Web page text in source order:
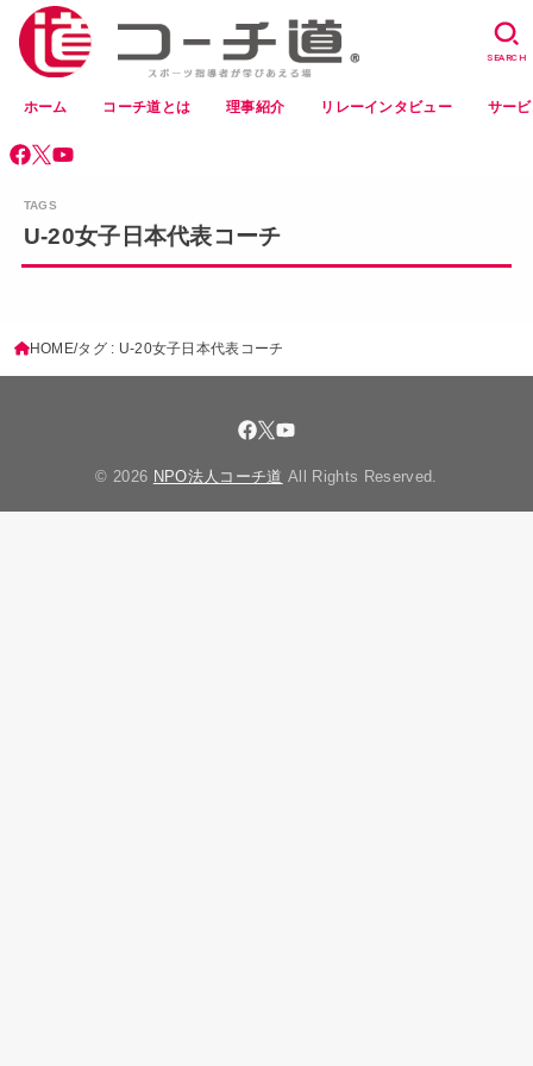
ホーム コーチ道とは 理事紹介 リレーインタビュー サー
SEARCH
U-20女子日本代表コーチ
HOME タグ : U-20女子日本代表コーチ
© 2026 NPO法人コーチ道 All Rights Reserved.